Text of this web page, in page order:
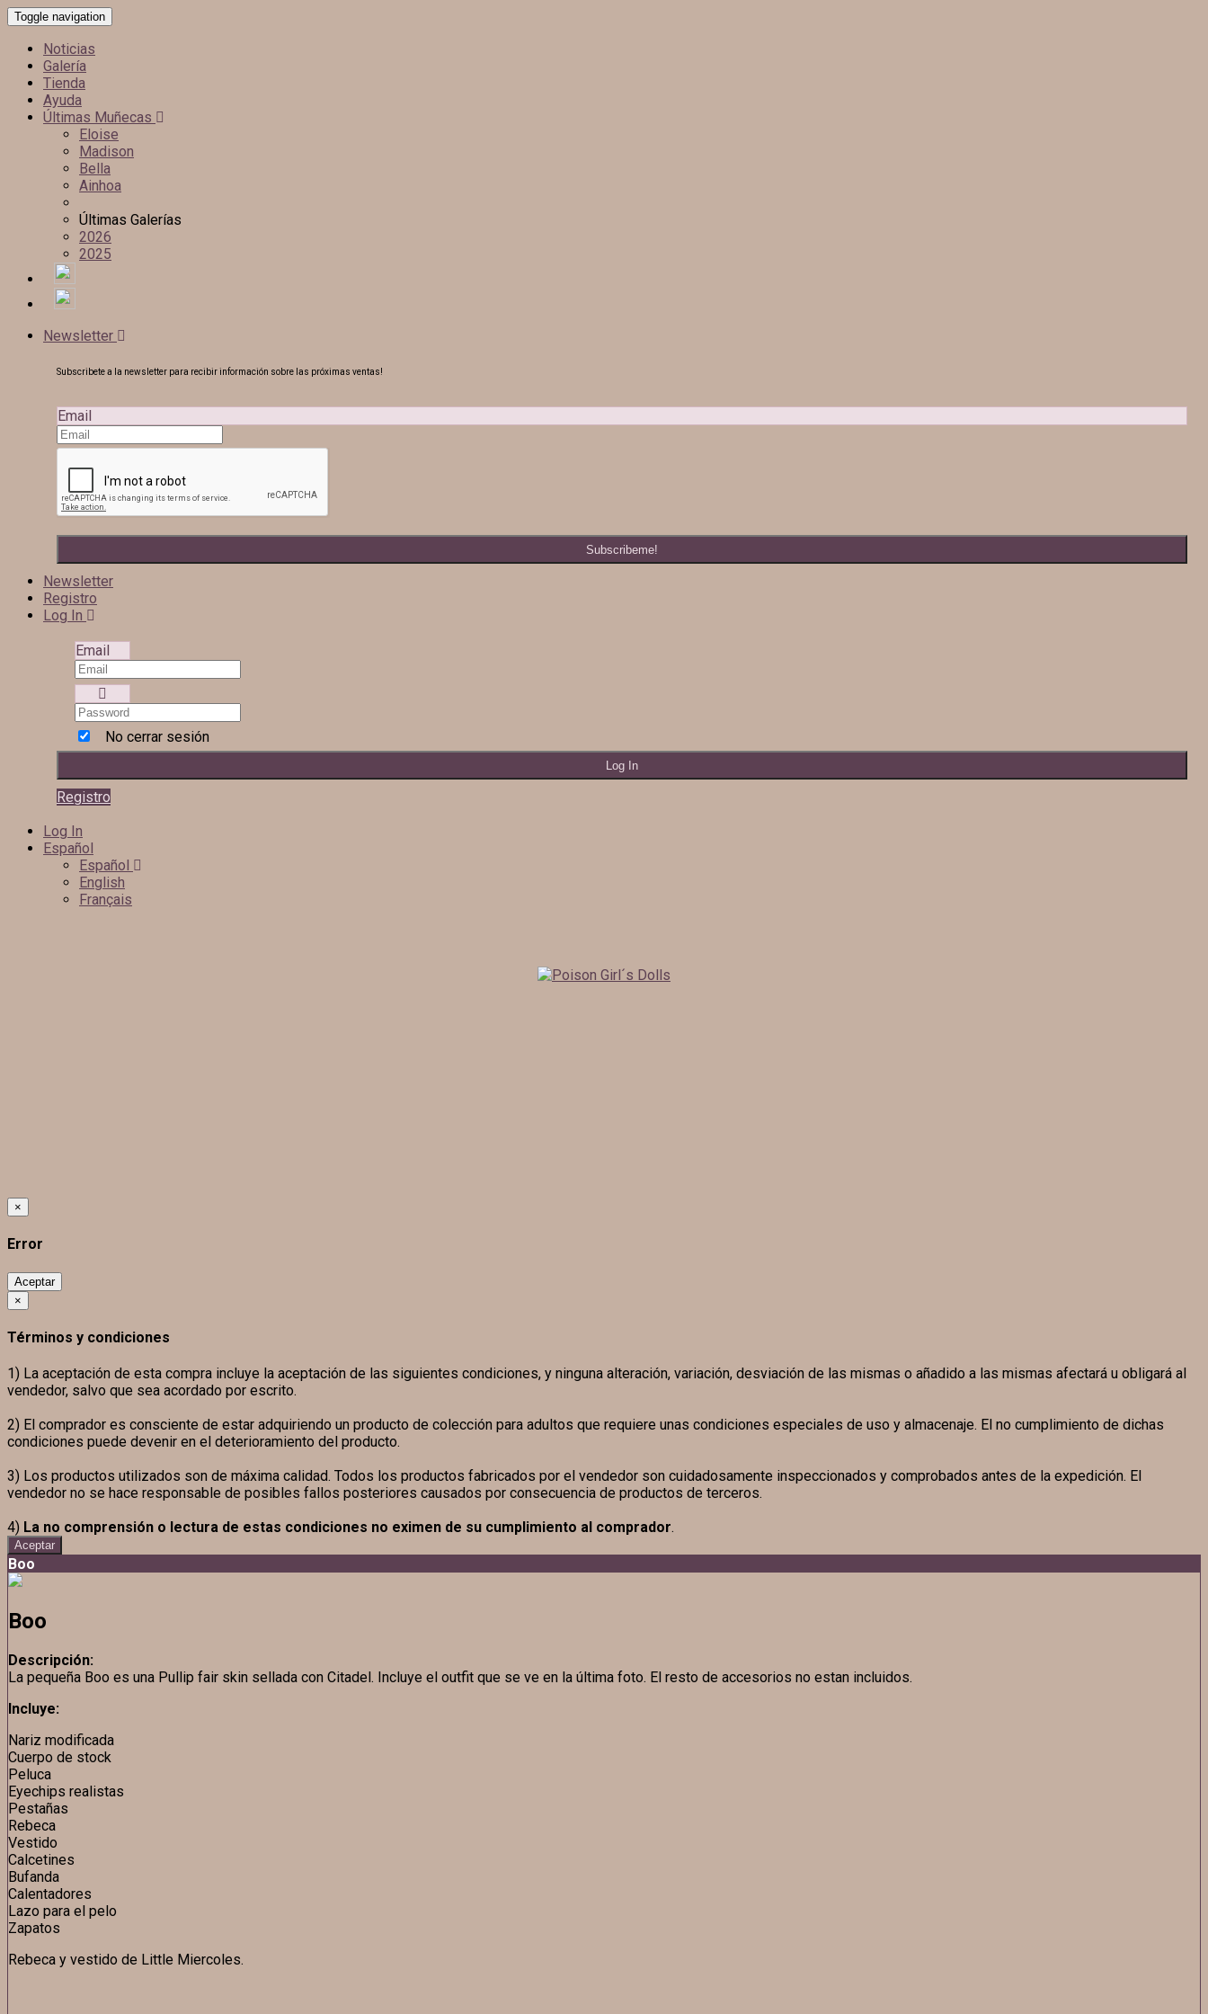
Toggle navigation
Noticias
Galería
Tienda
Ayuda
Últimas Muñecas
Eloise
Madison
Bella
Ainhoa
Últimas Galerías
2026
2025
Newsletter
Subscribete a la newsletter para recibir información sobre las próximas ventas!
Email
Newsletter
Registro
Log In
Email
No cerrar sesión
Registro
Log In
Español
Español
English
Français
×
Error
Aceptar
×
Términos y condiciones
1) La aceptación de esta compra incluye la aceptación de las siguientes condiciones, y ninguna alteración, variación, desviación de las mismas o añadido a las mismas afectará u obligará al
vendedor, salvo que sea acordado por escrito.
2) El comprador es consciente de estar adquiriendo un producto de colección para adultos que requiere unas condiciones especiales de uso y almacenaje. El no cumplimiento de dichas
condiciones puede devenir en el deterioramiento del producto.
3) Los productos utilizados son de máxima calidad. Todos los productos fabricados por el vendedor son cuidadosamente inspeccionados y comprobados antes de la expedición. El
vendedor no se hace responsable de posibles fallos posteriores causados por consecuencia de productos de terceros.
4) La no comprensión o lectura de estas condiciones no eximen de su cumplimiento al comprador.
Aceptar
Boo
Boo
Descripción:
La pequeña Boo es una Pullip fair skin sellada con Citadel. Incluye el outfit que se ve en la última foto. El resto de accesorios no estan incluidos.
Incluye:
Nariz modificada
Cuerpo de stock
Peluca
Eyechips realistas
Pestañas
Rebeca
Vestido
Calcetines
Bufanda
Calentadores
Lazo para el pelo
Zapatos
Rebeca y vestido de Little Miercoles.